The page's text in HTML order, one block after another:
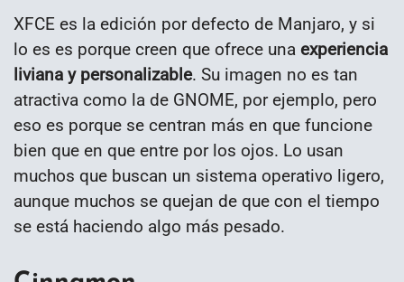
XFCE es la edición por defecto de Manjaro, y si
lo es es porque creen que ofrece una experiencia
liviana y personalizable. Su imagen no es tan
atractiva como la de GNOME, por ejemplo, pero
eso es porque se centran más en que funcione
bien que en que entre por los ojos. Lo usan
muchos que buscan un sistema operativo ligero,
aunque muchos se quejan de que con el tiempo
se está haciendo algo más pesado.